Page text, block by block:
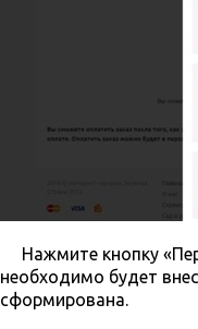
Нажмите кнопку
необходимо будет
сформирована.